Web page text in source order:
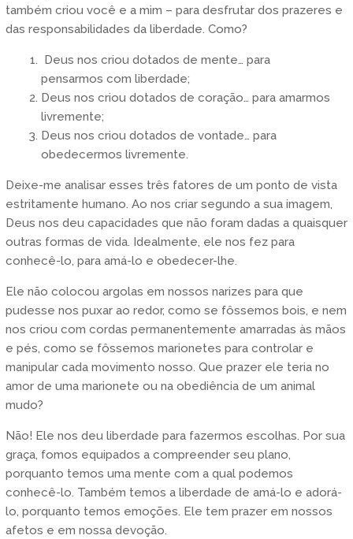
também criou você e a mim – para desfrutar dos prazeres e
das responsabilidades da liberdade. Como?
Deus nos criou dotados de mente… para
pensarmos com liberdade;
Deus nos criou dotados de coração… para amarmos
livremente;
Deus nos criou dotados de vontade… para
obedecermos livremente.
Deixe-me analisar esses três fatores de um ponto de vista
estritamente humano. Ao nos criar segundo a sua imagem,
Deus nos deu capacidades que não foram dadas a quaisquer
outras formas de vida. Idealmente, ele nos fez para
conhecê-lo, para amá-lo e obedecer-lhe.
Ele não colocou argolas em nossos narizes para que
pudesse nos puxar ao redor, como se fôssemos bois, e nem
nos criou com cordas permanentemente amarradas às mãos
e pés, como se fôssemos marionetes para controlar e
manipular cada movimento nosso. Que prazer ele teria no
amor de uma marionete ou na obediência de um animal
mudo?
Não! Ele nos deu liberdade para fazermos escolhas. Por sua
graça, fomos equipados a compreender seu plano,
porquanto temos uma mente com a qual podemos
conhecê-lo. Também temos a liberdade de amá-lo e adorá-
lo, porquanto temos emoções. Ele tem prazer em nossos
afetos e em nossa devoção.